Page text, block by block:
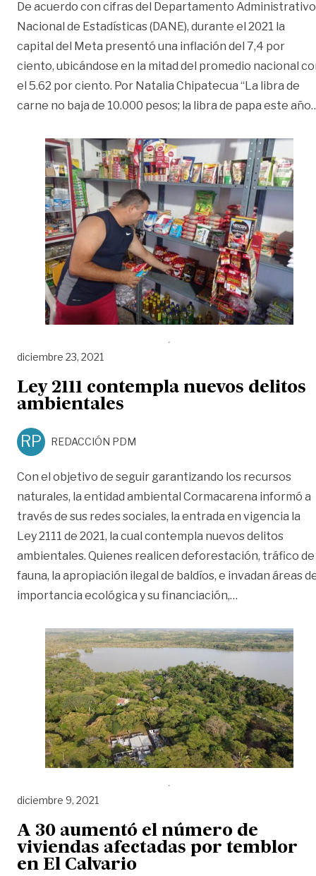
De acuerdo con cifras del Departamento Administrativo
Nacional de Estadísticas (DANE), durante el 2021 la
capital del Meta presentó una inflación del 7,4 por
ciento, ubicándose en la mitad del promedio nacional
el 5.62 por ciento. Por Natalia Chipatecua “La libra de
carne no baja de 10.000 pesos; la libra de papa este año
diciembre 23, 2021
Ley 2111 contempla nuevos delitos
ambientales
RP REDACCIÓN PDM
Con el objetivo de seguir garantizando los recursos
naturales, la entidad ambiental Cormacarena informó a
través de sus redes sociales, la entrada en vigencia la
Ley 2111 de 2021, la cual contempla nuevos delitos
ambientales. Quienes realicen deforestación, tráfico de
fauna, la apropiación ilegal de baldíos, e invadan áreas
importancia ecológica y su financiación,…
diciembre 9, 2021
A 30 aumentó el número de
viviendas afectadas por temblor
en El Calvario